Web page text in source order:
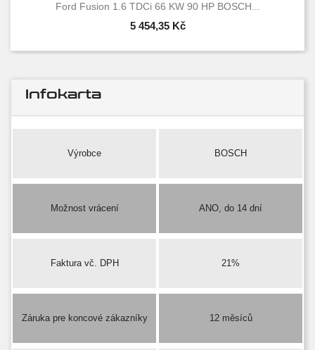
Ford Fusion 1.6 TDCi 66 KW 90 HP BOSCH...
5 454,35 Kč
Infokarta
Výrobce BOSCH
Možnost vrácení ANO, do 14 dní
Faktura vč. DPH 21%
Záruka pre koncové zákazníky 12 měsíců